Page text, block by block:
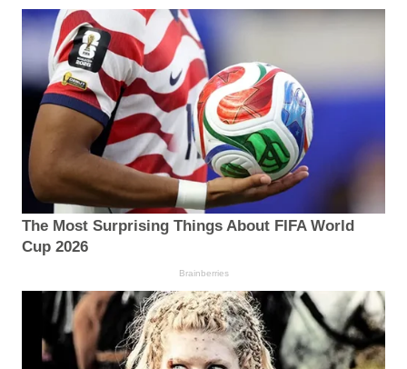
The Most Surprising Things About FIFA World
Cup 2026
Brainberries